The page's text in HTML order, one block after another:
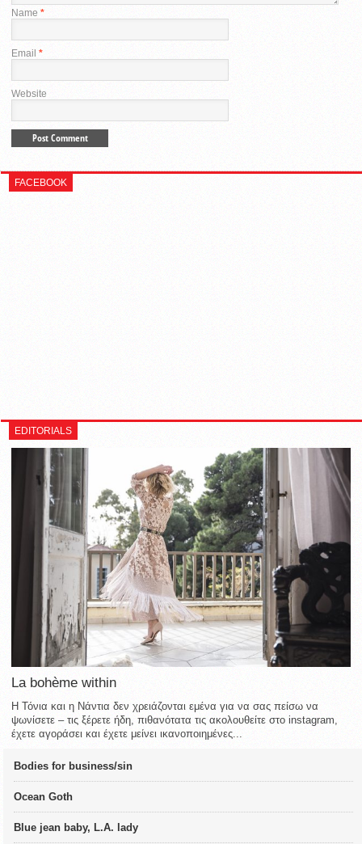
Name *
Email *
Website
FACEBOOK
EDITORIALS
La bohème within
Η Τόνια και η Νάντια δεν χρειάζονται εμένα για να σας πείσω να
ψωνίσετε – τις ξέρετε ήδη, πιθανότατα τις ακολουθείτε στο instagram,
έχετε αγοράσει και έχετε μείνει ικανοποιημένες...
Bodies for business/sin
Ocean Goth
Blue jean baby, L.A. lady